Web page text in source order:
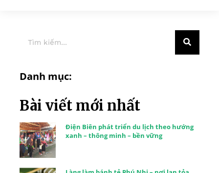
Danh mục:
Bài viết mới nhất
Điện Biên phát triển du lịch theo hướng
xanh – thông minh – bền vững